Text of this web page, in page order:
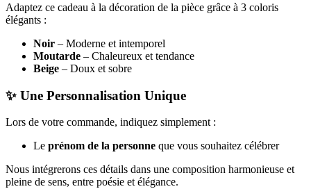
Adaptez ce cadeau à la décoration de la pièce grâce à 3 coloris
élégants :
Noir – Moderne et intemporel
Moutarde – Chaleureux et tendance
Beige – Doux et sobre
✨ Une Personnalisation Unique
Lors de votre commande, indiquez simplement :
Le prénom de la personne que vous souhaitez célébrer
Nous intégrerons ces détails dans une composition harmonieuse et
pleine de sens, entre poésie et élégance.